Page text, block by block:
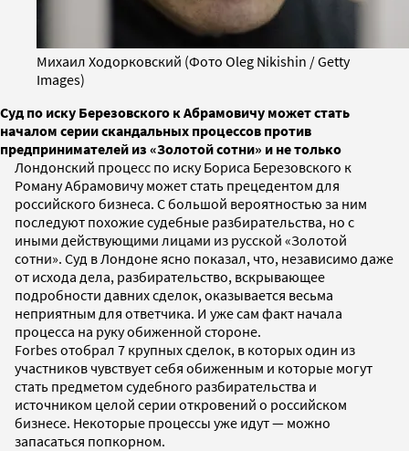
Михаил Ходорковский (Фото Oleg Nikishin / Getty
Images)
Суд по иску Березовского к Абрамовичу может стать
началом серии скандальных процессов против
предпринимателей из «Золотой сотни» и не только
Лондонский процесс по иску Бориса Березовского к
Роману Абрамовичу может стать прецедентом для
российского бизнеса. С большой вероятностью за ним
последуют похожие судебные разбирательства, но с
иными действующими лицами из русской «Золотой
сотни». Суд в Лондоне ясно показал, что, независимо даже
от исхода дела, разбирательство, вскрывающее
подробности давних сделок, оказывается весьма
неприятным для ответчика. И уже сам факт начала
процесса на руку обиженной стороне.
Forbes отобрал 7 крупных сделок, в которых один из
участников чувствует себя обиженным и которые могут
стать предметом судебного разбирательства и
источником целой серии откровений о российском
бизнесе. Некоторые процессы уже идут — можно
запасаться попкорном.